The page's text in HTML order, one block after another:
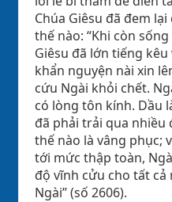
Chúa Giêsu đã đem
thế nào: “Khi còn
Giêsu đã lớn tiếng
khẩn nguyện nài xin
cứu Ngài khỏi chết.
có lòng tôn kính. Dầu
đã phải trải qua nhiều
thế nào là vâng phục;
tới mức thập toàn,
độ vĩnh cửu cho tất
Ngài” (số 2606).